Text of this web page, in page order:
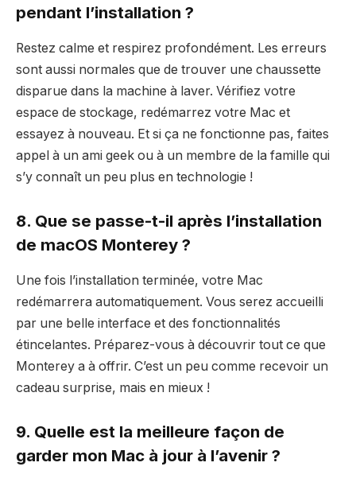
pendant l’installation ?
Restez calme et respirez profondément. Les erreurs
sont aussi normales que de trouver une chaussette
disparue dans la machine à laver. Vérifiez votre
espace de stockage, redémarrez votre Mac et
essayez à nouveau. Et si ça ne fonctionne pas, faites
appel à un ami geek ou à un membre de la famille qui
s’y connaît un peu plus en technologie !
8. Que se passe-t-il après l’installation
de macOS Monterey ?
Une fois l’installation terminée, votre Mac
redémarrera automatiquement. Vous serez accueilli
par une belle interface et des fonctionnalités
étincelantes. Préparez-vous à découvrir tout ce que
Monterey a à offrir. C’est un peu comme recevoir un
cadeau surprise, mais en mieux !
9. Quelle est la meilleure façon de
garder mon Mac à jour à l’avenir ?